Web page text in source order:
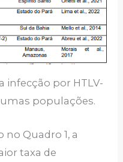
infecção por HTLV-
populações.
Quadro 1, a
taxa de